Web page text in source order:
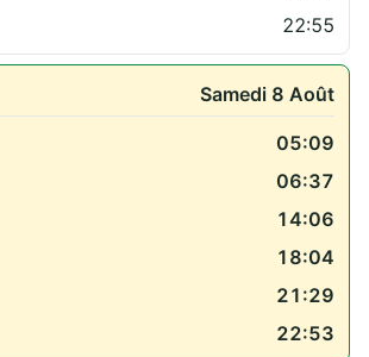
22:55
Samedi 8 Août
05:09
06:37
14:06
18:04
21:29
22:53